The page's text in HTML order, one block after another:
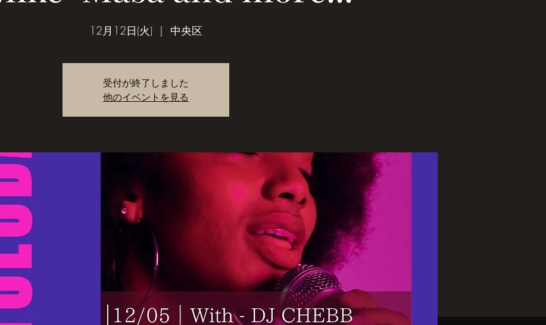
12月12日(火)
  |
中央区
受付が終了しました
他のイベントを見る